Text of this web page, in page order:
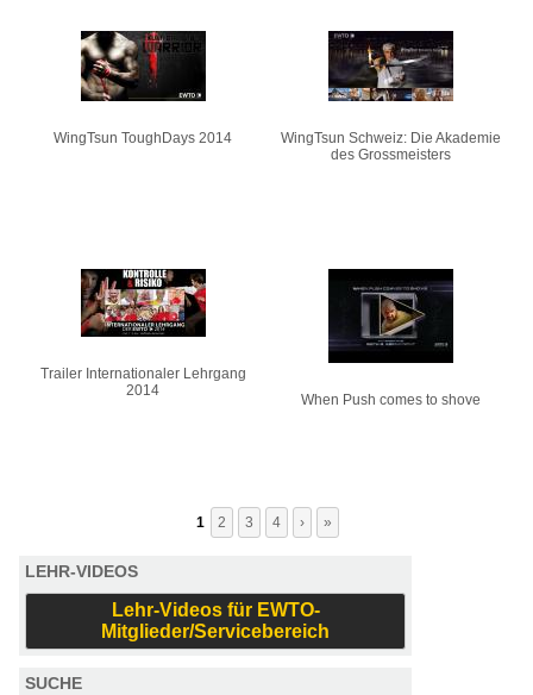
WingTsun ToughDays 2014
WingTsun Schweiz: Die Akademie
des Grossmeisters
Trailer Internationaler Lehrgang
2014
When Push comes to shove
1 2 3 4 › »
LEHR-VIDEOS
Lehr-Videos für EWTO-
Mitglieder/Servicebereich
SUCHE